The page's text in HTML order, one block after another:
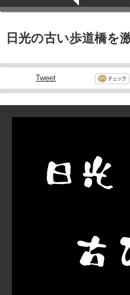
日光の古い歩道橋を
Tweet